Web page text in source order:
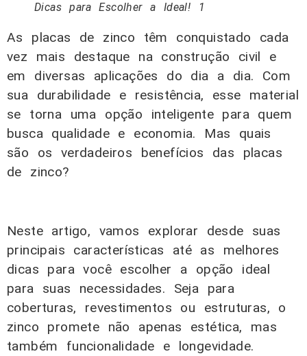
Dicas para Escolher a Ideal! 1
As placas de zinco têm conquistado cada
vez mais destaque na construção civil e
em diversas aplicações do dia a dia. Com
sua durabilidade e resistência, esse material
se torna uma opção inteligente para quem
busca qualidade e economia. Mas quais
são os verdadeiros benefícios das placas
de zinco?
Neste artigo, vamos explorar desde suas
principais características até as melhores
dicas para você escolher a opção ideal
para suas necessidades. Seja para
coberturas, revestimentos ou estruturas, o
zinco promete não apenas estética, mas
também funcionalidade e longevidade.